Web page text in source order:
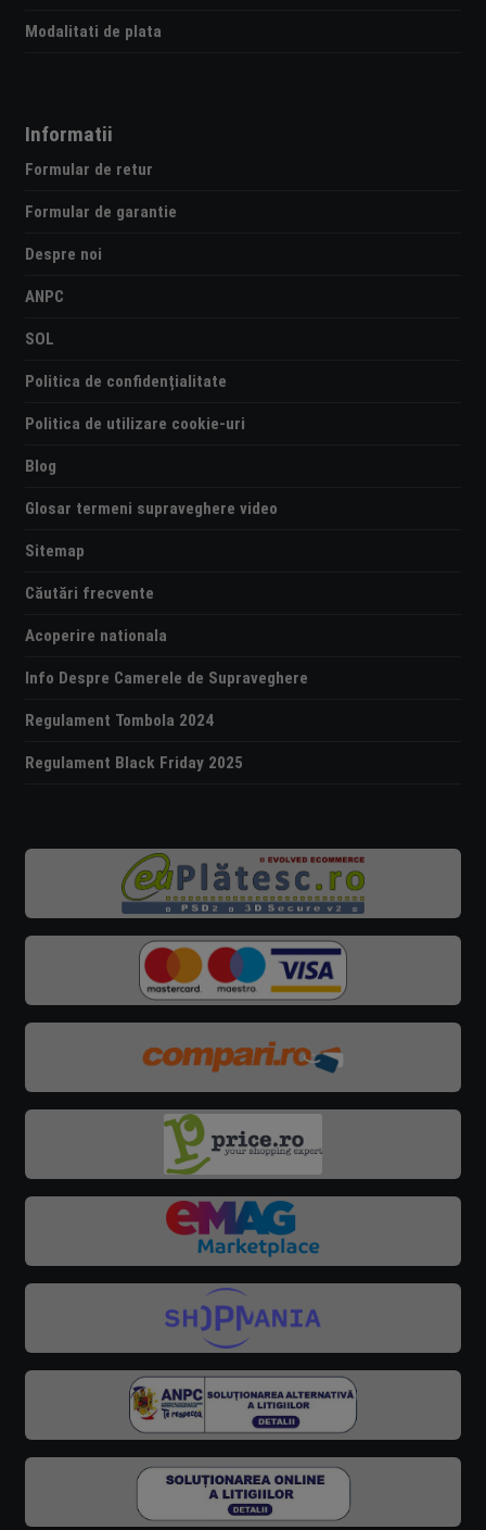
Modalitati de plata
Informatii
Formular de retur
Formular de garantie
Despre noi
ANPC
SOL
Politica de confidențialitate
Politica de utilizare cookie-uri
Blog
Glosar termeni supraveghere video
Sitemap
Căutări frecvente
Acoperire nationala
Info Despre Camerele de Supraveghere
Regulament Tombola 2024
Regulament Black Friday 2025